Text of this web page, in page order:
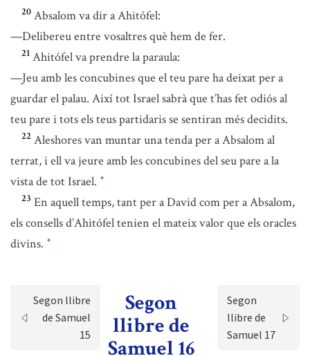
20 Absalom va dir a Ahitófel:
—Delibereu entre vosaltres què hem de fer.
21 Ahitófel va prendre la paraula:
—Jeu amb les concubines que el teu pare ha deixat per a
guardar el palau. Així tot Israel sabrà que t’has fet odiós al
teu pare i tots els teus partidaris se sentiran més decidits.
22 Aleshores van muntar una tenda per a Absalom al
terrat, i ell va jeure amb les concubines del seu pare a la
vista de tot Israel. *
23 En aquell temps, tant per a David com per a Absalom,
els consells d’Ahitófel tenien el mateix valor que els oracles
divins. *
Segon llibre
de Samuel
15
Segon
llibre de
Samuel 16
Segon
llibre de
Samuel 17